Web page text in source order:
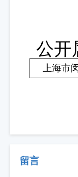
公开
上海市
留言